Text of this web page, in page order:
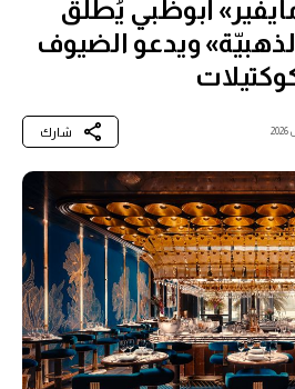
أبوظبي يُطلق
ويدعو الضيوف
شارك